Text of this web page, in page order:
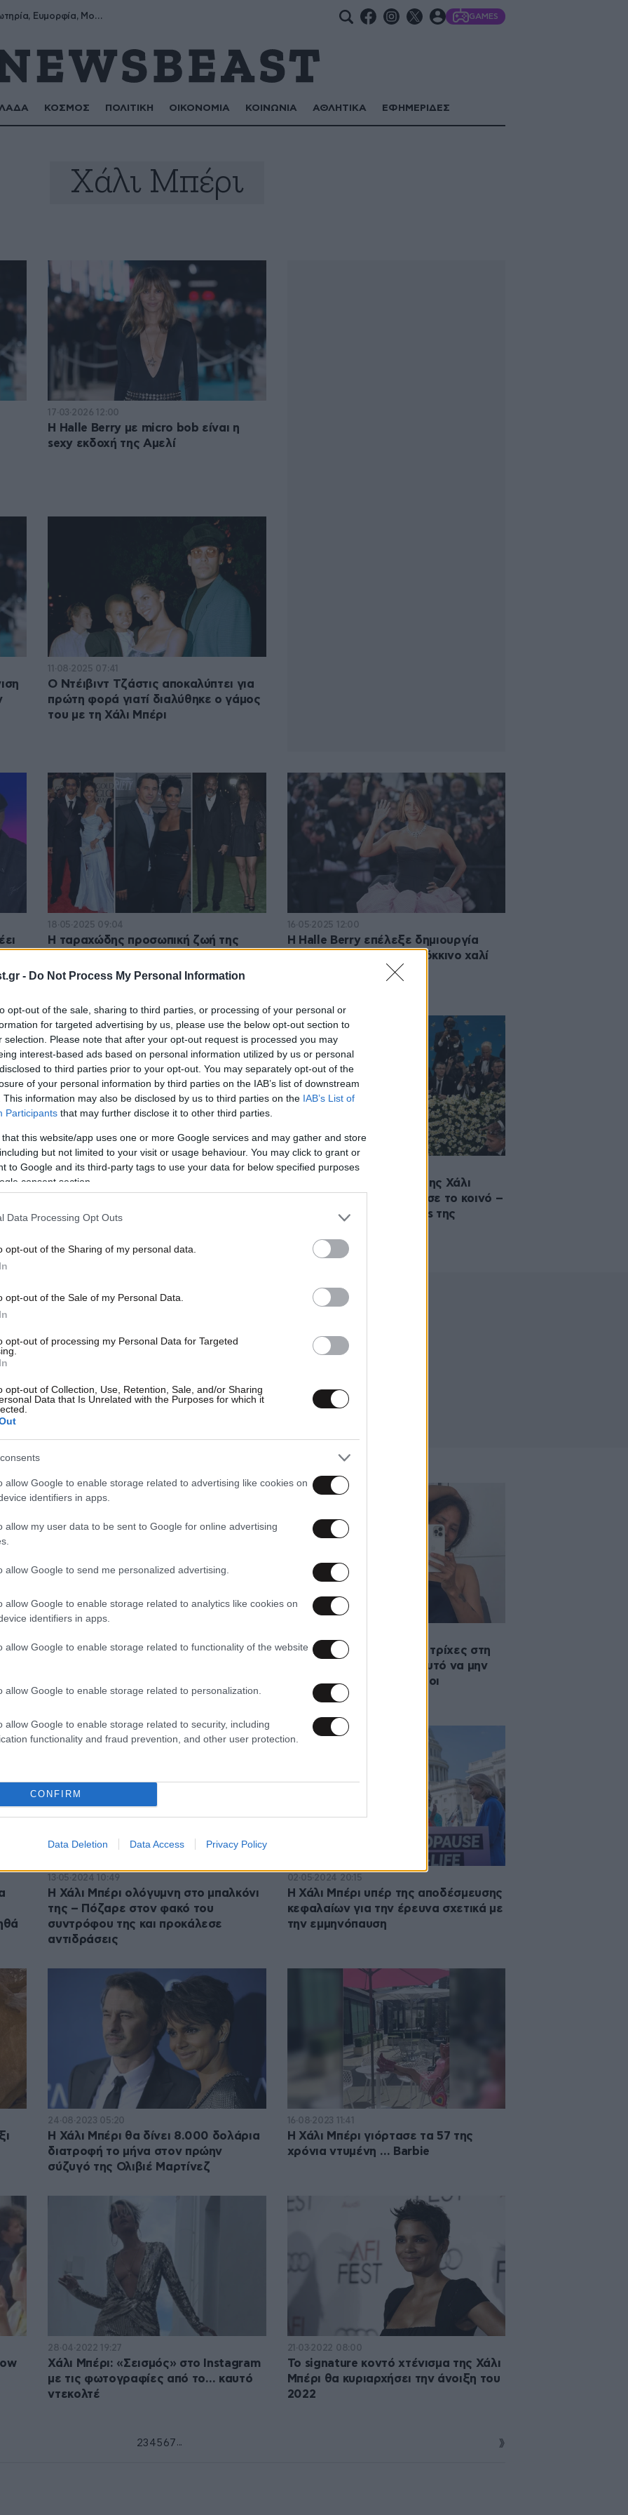
- Do Not Process My Personal Information
opt-out of the sale, sharing to third parties, or processing of your personal or
for targeted advertising by us, please use the below opt-out section to
selection. Please note that after your opt-out request is processed you may
interest-based ads based on personal information utilized by us or personal
to third parties prior to your opt-out. You may separately opt-out of the
of your personal information by third parties on the IAB’s list of downstream
This information may also be disclosed by us to third parties on the IAB’s List of
Participants that may further disclose it to other third parties.
that this website/app uses one or more Google services and may gather and store
but not limited to your visit or usage behaviour. You may click to grant or
to Google and its third-party tags to use your data for below specified purposes
consent section.
Data Processing Opt Outs
opt-out of the Sharing of my personal data.
opt-out of the Sale of my Personal Data.
opt-out of processing my Personal Data for Targeted
opt-out of Collection, Use, Retention, Sale, and/or Sharing
Data that Is Unrelated with the Purposes for which it
allow Google to enable storage related to advertising like cookies on
identifiers in apps.
allow my user data to be sent to Google for online advertising
allow Google to send me personalized advertising.
allow Google to enable storage related to analytics like cookies on
identifiers in apps.
allow Google to enable storage related to functionality of the website
allow Google to enable storage related to personalization.
allow Google to enable storage related to security, including
functionality and fraud prevention, and other user protection.
CONFIRM
Data Deletion Data Access Privacy Policy
Σωτήρης, Σωτηρία, Ευμορφία, Μορφούλα GAMES
ΚΟΣΜΟΣ ΠΟΛΙΤΙΚΗ ΟΙΚΟΝΟΜΙΑ ΚΟΙΝΩΝΙΑ ΑΘΛΗΤΙΚΑ ΕΦΗΜΕΡΙΔΕΣ
Χάλι Μπέρι
17·03·2026 12:00
Η Halle Berry με micro bob είναι η
sexy εκδοχή της Αμελί
11·08·2025 07:41
Ο Ντέιβιντ Τζάστις αποκαλύπτει για
πρώτη φορά γιατί διαλύθηκε ο γάμος
του με τη Χάλι Μπέρι
18·05·2025 09:04
Η ταραχώδης προσωπική ζωή της
δολάρια τον μήνα διατροφή στους
16·05·2025 12:00
Η Ηalle Berry επέλεξε δημιουργία
Celia Kritharioti για το κόκκινο χαλί
13·05·2025 09:43
Η Χάλι Μπέρι στα καλύτερά της:
της στις Κάννες – Διαφήμισε
06·05·2025 14:01
Η προκλητική εμφάνιση της Χάλι
Μπέρι στο Met Gala δίχασε το κοινό –
Aπό τα πιο τολμηρά looks της
Δύο μεταγραφές στο ΠΑΣΟΚ, το
αρχηγείο της Google στην Ελλάδα
Η Χάλι Μπέρι ποζάρει με τρίχες στη
μασχάλη – «Ελπίζουμε αυτό να μην
είναι αληθινό» έγραψαν οι
θαυμαστές της
13·05·2024 10:49
Η Χάλι Μπέρι ολόγυμνη στο μπαλκόνι
της – Πόζαρε στον φακό του
συντρόφου της και προκάλεσε
αντιδράσεις
02·05·2024 20:15
Η Χάλι Μπέρι υπέρ της αποδέσμευσης
κεφαλαίων για την έρευνα σχετικά με
την εμμηνόπαυση
24·08·2023 05:20
Η Χάλι Μπέρι θα δίνει 8.000 δολάρια
διατροφή το μήνα στον πρώην
σύζυγό της Ολιβιέ Μαρτίνεζ
16·08·2023 11:41
Η Χάλι Μπέρι γιόρτασε τα 57 της
χρόνια ντυμένη … Barbie
28·04·2022 19:27
Χάλι Μπέρι: «Σεισμός» στο Instagram
με τις φωτογραφίες από το… καυτό
ντεκολτέ
21·03·2022 08:00
Το signature κοντό χτένισμα της Χάλι
Μπέρι θα κυριαρχήσει την άνοιξη του
2022
23 4 5 6 7 ...